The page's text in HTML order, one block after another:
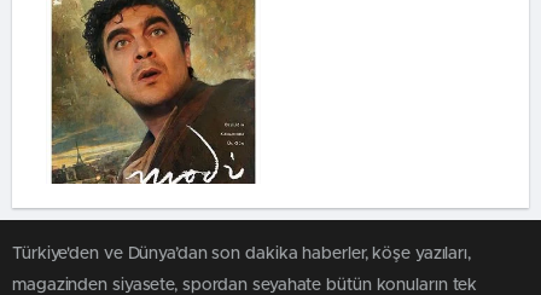
Türkiye'den ve Dünya’dan son dakika haberler, köşe yazıları,
magazinden siyasete, spordan seyahate bütün konuların tek